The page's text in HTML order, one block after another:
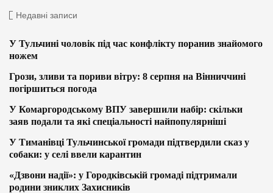
Недавні записи
У Тульчині чоловік під час конфлікту поранив знайомого
ножем
Грози, зливи та пориви вітру: 8 серпня на Вінниччині
погіршиться погода
У Комаргородському ВПУ завершили набір: скільки
заяв подали та які спеціальності найпопулярніші
У Тиманівці Тульчинської громади підтвердили сказ у
собаки: у селі ввели карантин
«Дзвони надії»: у Городківській громаді підтримали
родини зниклих Захисників